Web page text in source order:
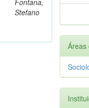
Stefano
Áreas